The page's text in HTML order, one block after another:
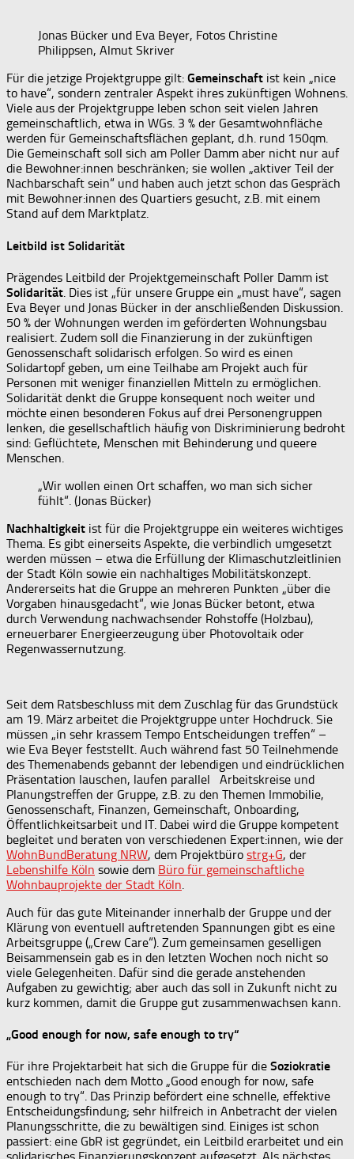
Jonas Bücker und Eva Beyer, Fotos Christine
Philippsen, Almut Skriver
Für die jetzige Projektgruppe gilt: Gemeinschaft ist kein „nice
to have“, sondern zentraler Aspekt ihres zukünftigen Wohnens.
Viele aus der Projektgruppe leben schon seit vielen Jahren
gemeinschaftlich, etwa in WGs. 3 % der Gesamtwohnfläche
werden für Gemeinschaftsflächen geplant, d.h. rund 150qm.
Die Gemeinschaft soll sich am Poller Damm aber nicht nur auf
die Bewohner:innen beschränken; sie wollen „aktiver Teil der
Nachbarschaft sein“ und haben auch jetzt schon das Gespräch
mit Bewohner:innen des Quartiers gesucht, z.B. mit einem
Stand auf dem Marktplatz.
Leitbild ist Solidarität
Prägendes Leitbild der Projektgemeinschaft Poller Damm ist
Solidarität . Dies ist „für unsere Gruppe ein „must have“, sagen
Eva Beyer und Jonas Bücker in der anschließenden Diskussion.
50 % der Wohnungen werden im geförderten Wohnungsbau
realisiert. Zudem soll die Finanzierung in der zukünftigen
Genossenschaft solidarisch erfolgen. So wird es einen
Solidartopf geben, um eine Teilhabe am Projekt auch für
Personen mit weniger finanziellen Mitteln zu ermöglichen.
Solidarität denkt die Gruppe konsequent noch weiter und
möchte einen besonderen Fokus auf drei Personengruppen
lenken, die gesellschaftlich häufig von Diskriminierung bedroht
sind: Geflüchtete, Menschen mit Behinderung und queere
Menschen.
„Wir wollen einen Ort schaffen, wo man sich sicher
fühlt“. (Jonas Bücker)
Nachhaltigkeit ist für die Projektgruppe ein weiteres wichtiges
Thema. Es gibt einerseits Aspekte, die verbindlich umgesetzt
werden müssen – etwa die Erfüllung der Klimaschutzleitlinien
der Stadt Köln sowie ein nachhaltiges Mobilitätskonzept.
Andererseits hat die Gruppe an mehreren Punkten „über die
Vorgaben hinausgedacht“, wie Jonas Bücker betont, etwa
durch Verwendung nachwachsender Rohstoffe (Holzbau),
erneuerbarer Energieerzeugung über Photovoltaik oder
Regenwassernutzung.
Seit dem Ratsbeschluss mit dem Zuschlag für das Grundstück
am 19. März arbeitet die Projektgruppe unter Hochdruck. Sie
müssen „in sehr krassem Tempo Entscheidungen treffen“ –
wie Eva Beyer feststellt. Auch während fast 50 Teilnehmende
des Themenabends gebannt der lebendigen und eindrücklichen
Präsentation lauschen, laufen parallel Arbeitskreise und
Planungstreffen der Gruppe, z.B. zu den Themen Immobilie,
Genossenschaft, Finanzen, Gemeinschaft, Onboarding,
Öffentlichkeitsarbeit und IT. Dabei wird die Gruppe kompetent
begleitet und beraten von verschiedenen Expert:innen, wie der
WohnBundBeratung NRW, dem Projektbüro strg+G, der
Lebenshilfe Köln sowie dem Büro für gemeinschaftliche
Wohnbauprojekte der Stadt Köln
Auch für das gute Miteinander innerhalb der Gruppe und der
Klärung von eventuell auftretenden Spannungen gibt es eine
Arbeitsgruppe („Crew Care“). Zum gemeinsamen geselligen
Beisammensein gab es in den letzten Wochen noch nicht so
viele Gelegenheiten. Dafür sind die gerade anstehenden
Aufgaben zu gewichtig; aber auch das soll in Zukunft nicht zu
kurz kommen, damit die Gruppe gut zusammenwachsen kann.
„Good enough for now, safe enough to try“
Für ihre Projektarbeit hat sich die Gruppe für die Soziokratie
entschieden nach dem Motto „Good enough for now, safe
enough to try“. Das Prinzip befördert eine schnelle, effektive
Entscheidungsfindung; sehr hilfreich in Anbetracht der vielen
Planungsschritte, die zu bewältigen sind. Einiges ist schon
passiert: eine GbR ist gegründet, ein Leitbild erarbeitet und ein